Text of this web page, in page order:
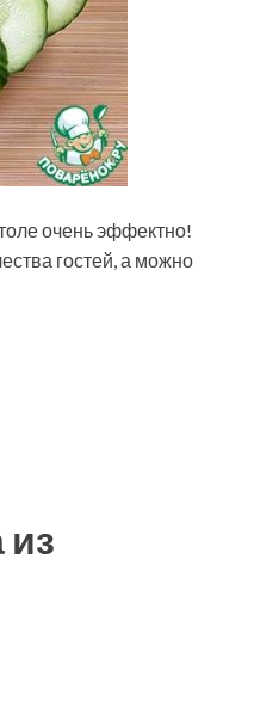
очень эффектно!
гостей, а можно
из